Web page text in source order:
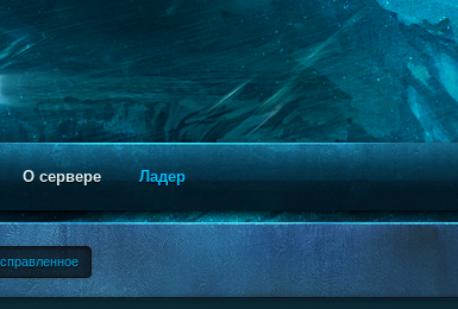
О сервере Ладер